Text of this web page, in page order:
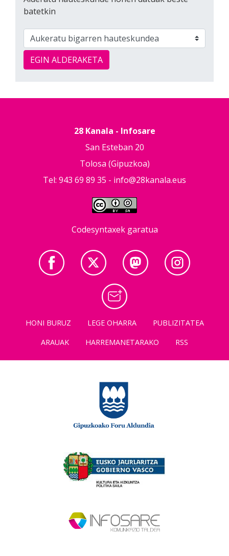
batetkin
EGIN ALDERAKETA
28 Kanala - Infosare
San Esteban 20
Tolosa (Gipuzkoa)
Tel: 943 69 89 35 - info@28kanala.eus
Codesyntaxek garatua
HONI BURUZ LEGE OHARRA
PUBLIZITATEA
ARAUAK
HARREMANETARAKO RSS